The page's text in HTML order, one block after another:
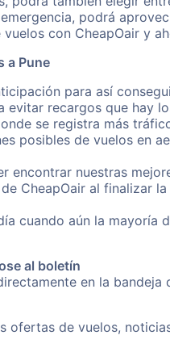
podrá
con CheapOair y
a Pune
para así
evitar recargos que hay
se registra más
posibles de vuelos en
encontrar nuestras
CheapOair al finalizar
cuando aún la
al boletín
en la
ofertas de vuelos,